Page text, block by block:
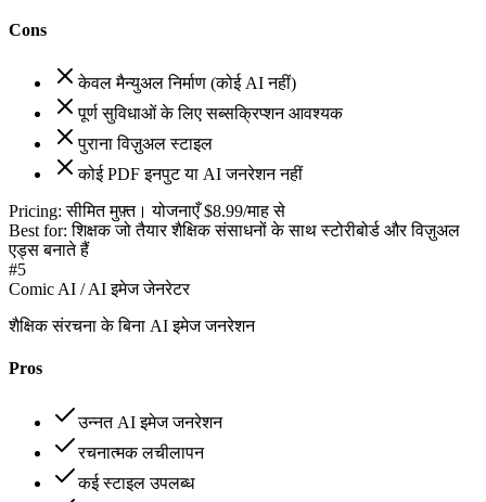
Cons
केवल मैन्युअल निर्माण (कोई AI नहीं)
पूर्ण सुविधाओं के लिए सब्सक्रिप्शन आवश्यक
पुराना विज़ुअल स्टाइल
कोई PDF इनपुट या AI जनरेशन नहीं
Pricing: सीमित मुफ़्त। योजनाएँ $8.99/माह से
Best for: शिक्षक जो तैयार शैक्षिक संसाधनों के साथ स्टोरीबोर्ड और विज़ुअल
एड्स बनाते हैं
#5
Comic AI / AI इमेज जेनरेटर
शैक्षिक संरचना के बिना AI इमेज जनरेशन
Pros
उन्नत AI इमेज जनरेशन
रचनात्मक लचीलापन
कई स्टाइल उपलब्ध